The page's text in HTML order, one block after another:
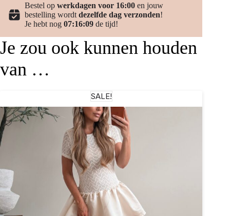
Bestel op werkdagen voor 16:00 en jouw
bestelling wordt dezelfde dag verzonden!
Je hebt nog 07:16:08 de tijd!
Je zou ook kunnen houden
van …
SALE!